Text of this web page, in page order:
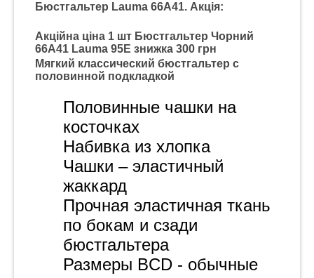
Бюстгальтер Lauma 66A41. Акція:
Акційна ціна 1 шт Бюстгальтер Чорний
66A41 Lauma 95E знижка 300 грн
Мягкий классический бюстгальтер с
половинной подкладкой
Половинные чашки на
косточках
Набивка из хлопка
Чашки – эластичный
жаккард
Прочная эластичная ткань
по бокам и сзади
бюстгальтера
Размеры BCD - обычные